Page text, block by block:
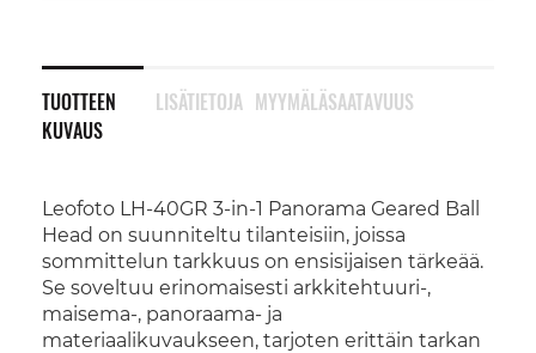
TUOTTEEN
KUVAUS
Leofoto LH-40GR 3-in-1 Panorama Geared Ball
Head on suunniteltu tilanteisiin, joissa
sommittelun tarkkuus on ensisijaisen tärkeää.
Se soveltuu erinomaisesti arkkitehtuuri-,
maisema-, panoraama- ja
materiaalikuvaukseen, tarjoten erittäin tarkan
LISÄTIETOJA MYYMÄLÄSAATAVUUS